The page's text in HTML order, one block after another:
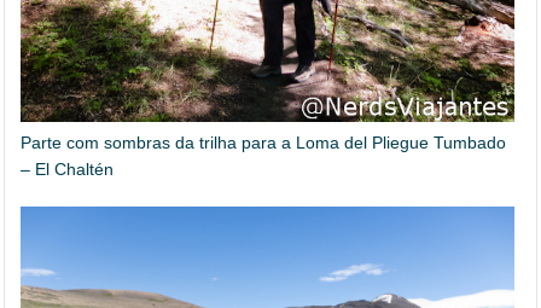
Parte com sombras da trilha para a Loma del Pliegue Tumbado
– El Chaltén